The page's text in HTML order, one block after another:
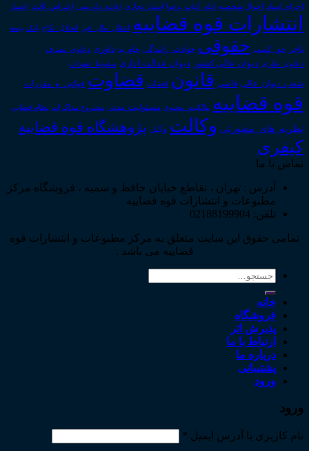
اجرای اسناد احوال شخصیه ادله_اثبات_دعوا اسناد_تجاری اعاده_دادرسی اعتراض_ثالث اعسار
انتشارات قوه قضاییه انتقال_مال_غیر انحلال_نکاح بانک بیمه
تاجر حق_کسب حقوقی حوادث_رانندگی خلع_ید داوری دعاوی_تصرف
دعاوی_طاری دیوان عالی کشور دیوان عدالت اداری سقوط_تعهدات
شعب_دیوان_عالی قاضی قانون قضات قضاوت قوانین_و_مقررات
قوه قضاییه مالکیت_معنوی مسئولیت_مدنی مشروح مذاکرات نظام قضایی
نظریه_های_مشورتی وکالت وکیل پژوهشگاه قوه قضاییه
کیفری
تماس با ما
آدرس : تهران ، تقاطع خیابان حافظ و سمیه ، فروشگاه مرکز
مطبوعات و انتشارات قوه قضاییه
تلفن: 02188199904
تمامی حقوق این سایت متعلق به مرکز مطبوعات و انتشارات قوه
قضاییه می باشد .
جستجو
خانه
فروشگاه
پذیرش اثر
ارتباط با ما
درباره ما
پشتیبانی
ورود
ورود
نام کاربری یا آدرس ایمیل *